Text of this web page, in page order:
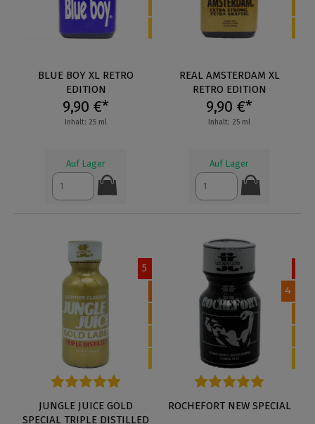
BLUE BOY XL RETRO
EDITION
9,90 €*
Inhalt: 25 ml
Auf Lager
REAL AMSTERDAM XL
RETRO EDITION
9,90 €*
Inhalt: 25 ml
Auf Lager
5
Durchschnittliche Bewertung von 4.8 von 5 Sternen
JUNGLE JUICE GOLD
SPECIAL TRIPLE DISTILLED
4
Durchschnittliche
ROCHEFORT NEW SPECIAL